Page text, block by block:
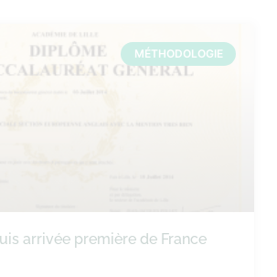
MÉTHODOLOGIE
arrivée première de France